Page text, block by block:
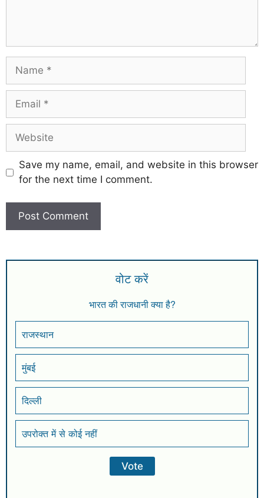
Save my name, email, and website in this browser
for the next time I comment.
वोट करें
भारत की राजधानी क्या है?
राजस्थान
मुंबई
दिल्ली
उपरोक्त में से कोई नहीं